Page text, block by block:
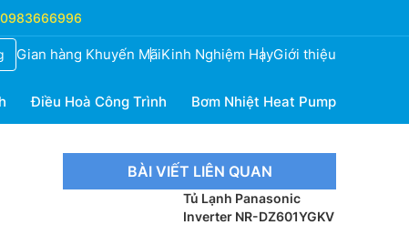
0983666996
Gian hàng Khuyến MãiKinh Nghiệm HayGiới thiệu
Điều Hoà Công Trình Bơm Nhiệt Heat Pump
BÀI VIẾT LIÊN QUAN
Tủ Lạnh Panasonic
Inverter NR-DZ601YGKV